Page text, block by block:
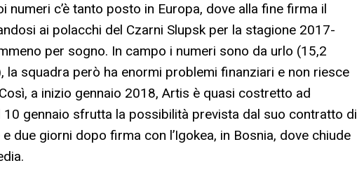
numeri c’è tanto posto in Europa, dove alla fine firma il
ai polacchi del Czarni Slupsk per la stagione 2017-
per sogno. In campo i numeri sono da urlo (15,2
la squadra però ha enormi problemi finanziari e non riesce
a inizio gennaio 2018, Artis è quasi costretto ad
gennaio sfrutta la possibilità prevista dal suo contratto di
due giorni dopo firma con l’Igokea, in Bosnia, dove chiude